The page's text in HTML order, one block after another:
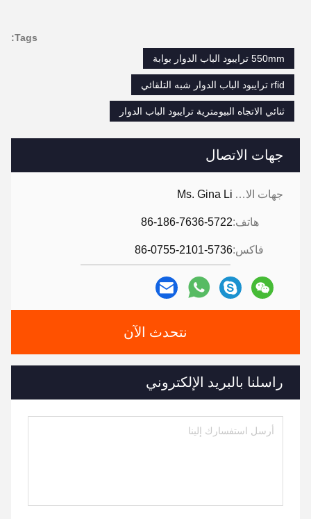
جهات الاتصال
جهات الاتصال: Ms. Gina Li
هاتف:86-186-7636-5722
فاكس:86-0755-2101-5736
نتحدث الآن
راسلنا بالبريد الإلكتروني
Tags:
550mm ترايبود الباب الدوار بوابة
rfid ترايبود الباب الدوار شبه التلقائي
ثنائي الاتجاه البيومترية ترايبود الباب الدوار